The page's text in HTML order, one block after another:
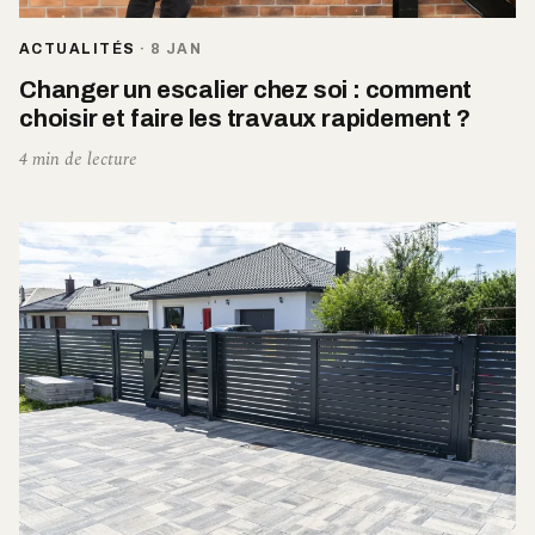
ACTUALITÉS · 8 JAN
Changer un escalier chez soi : comment
choisir et faire les travaux rapidement ?
4 min de lecture